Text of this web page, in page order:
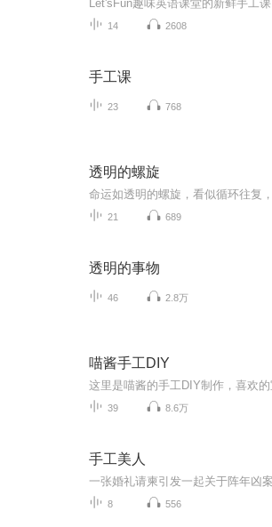
Let'sFun趣味英语课堂的新鲜手工课
14 2608
手工课
23 768
透明的螺旋
21 689
透明的事物
46 2.8万
喵酱手工DIY
39 8.6万
手工美人
8 556